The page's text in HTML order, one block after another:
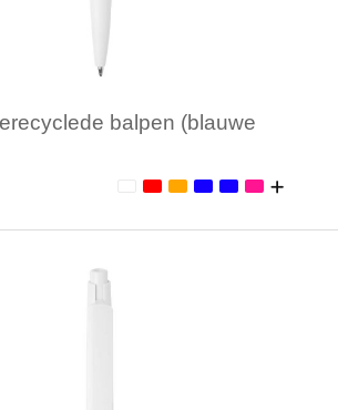
balpen (blauwe
afname: 1